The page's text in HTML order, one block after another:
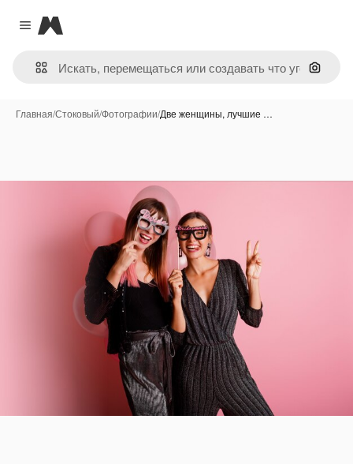
Close menu
Magnific
Поиск
Главная/Стоковый/Фотографии/Две женщины, лучшие …